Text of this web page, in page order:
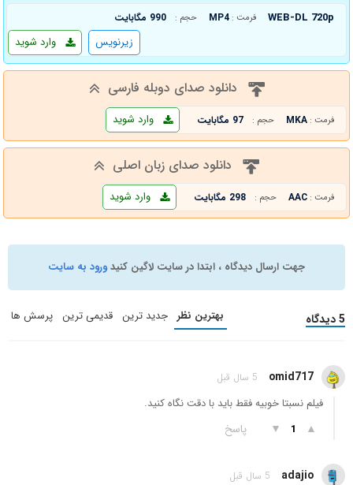
WEB-DL 720p فرمت : MP4 حجم : 990 مگابایت
وارد شوید زیرنویس
دانلود صدای دوبله فارسی
فرمت : MKA حجم : 97 مگابایت وارد شوید
دانلود صدای زبان اصلی
فرمت : AAC حجم : 298 مگابایت وارد شوید
جهت ارسال دیدگاه ، ابتدا در سایت لاگین کنیدورود به سایت
5 دیدگاه بهترین نظر جدید ترین قدیمی ترین پرسش ها
omid717 5 سال قبل
فیلم نسبتا خوبیه فقط باید با دقت نگاه کنید.
▲
1
▼ پاسخ
adajio 5 سال قبل